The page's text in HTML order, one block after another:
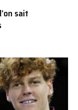
sait